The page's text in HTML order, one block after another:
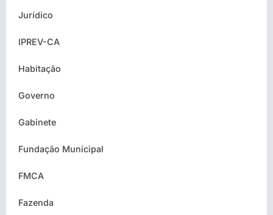
Jurídico
IPREV-CA
Habitação
Governo
Gabinete
Fundação Municipal
FMCA
Fazenda